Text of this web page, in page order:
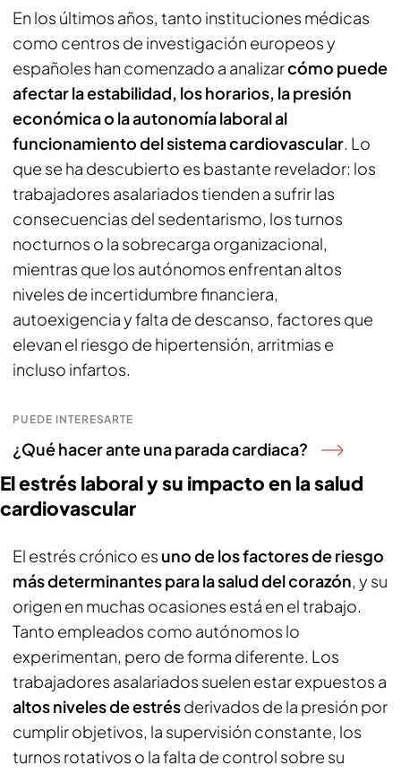
En los últimos años, tanto instituciones médicas
como centros de investigación europeos y
españoles han comenzado a analizarcómo puede
afectar la estabilidad, los horarios, la presión
económica o la autonomía laboral al
funcionamiento del sistema cardiovascular. Lo
que se ha descubierto es bastante revelador: los
trabajadores asalariados tienden a sufrir las
consecuencias del sedentarismo, los turnos
nocturnos o la sobrecarga organizacional,
mientras que los autónomos enfrentan altos
niveles de incertidumbre financiera,
autoexigencia y falta de descanso, factores que
elevan el riesgo de hipertensión, arritmias e
incluso infartos.
PUEDE INTERESARTE
¿Qué hacer ante una parada cardiaca?
El estrés laboral y su impacto en la salud
cardiovascular
El estrés crónico es uno de los factores de riesgo
más determinantes para la salud del corazón, y su
origen en muchas ocasiones está en el trabajo.
Tanto empleados como autónomos lo
experimentan, pero de forma diferente. Los
trabajadores asalariados suelen estar expuestos a
altos niveles de estrésderivados de la presión por
cumplir objetivos, la supervisión constante, los
turnos rotativos o la falta de control sobre su